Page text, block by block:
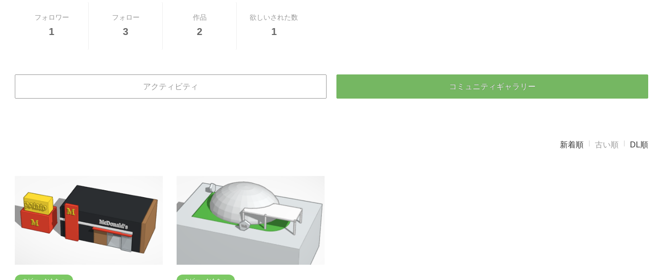
フォロワー
1
フォロー
3
作品
2
欲しいされた数
1
アクティビティ コミュニティギャラリー
新着順 古い順 DL順